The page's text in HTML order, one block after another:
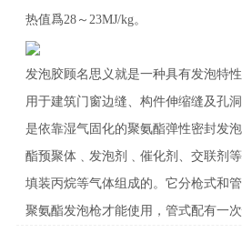
热值爲28～23MJ/kg。
发泡胶顾名思义就是一种具有发泡特
用于建筑门窗边缝、构件伸缩缝及孔
是依靠湿气固化的聚氨酯弹性密封发
酯预聚体﹑发泡剂﹑催化剂、交联剂
填装丙烷等气体组成的。它分枪式和
聚氨酯发泡枪才能使用，管式配有一次